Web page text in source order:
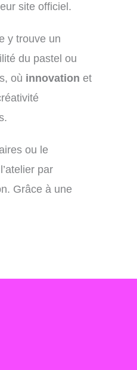
site officiel.
y trouve un
du pastel ou
où innovation et
ou le
par
Grâce à une